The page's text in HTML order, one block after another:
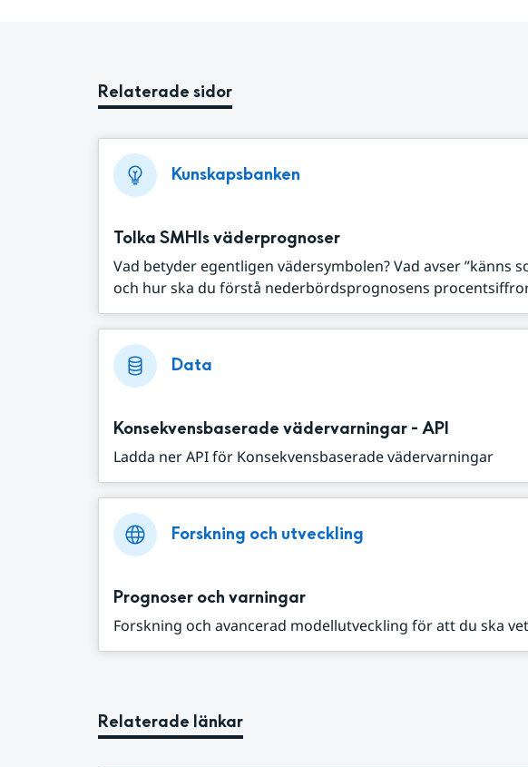
Relaterade sidor
Kunskapsbanken
Tolka SMHIs väderprognoser
Vad betyder egentligen vädersymbolen? Vad avser ”känns
och hur ska du förstå nederbördsprognosens
Data
Konsekvensbaserade vädervarningar - API
Ladda ner API för Konsekvensbaserade vädervarningar
Forskning och utveckling
Prognoser och varningar
Forskning och avancerad modellutveckling för att du ska
Relaterade länkar